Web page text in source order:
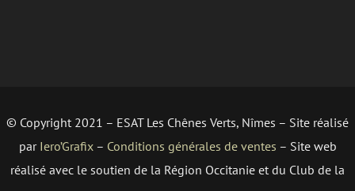
© Copyright 2021 – ESAT Les Chênes Verts, Nîmes – Site réalisé
par Iero’Grafix– Conditions générales de ventes – Site web
réalisé avec le soutien de la Région Occitanie et du Club de la